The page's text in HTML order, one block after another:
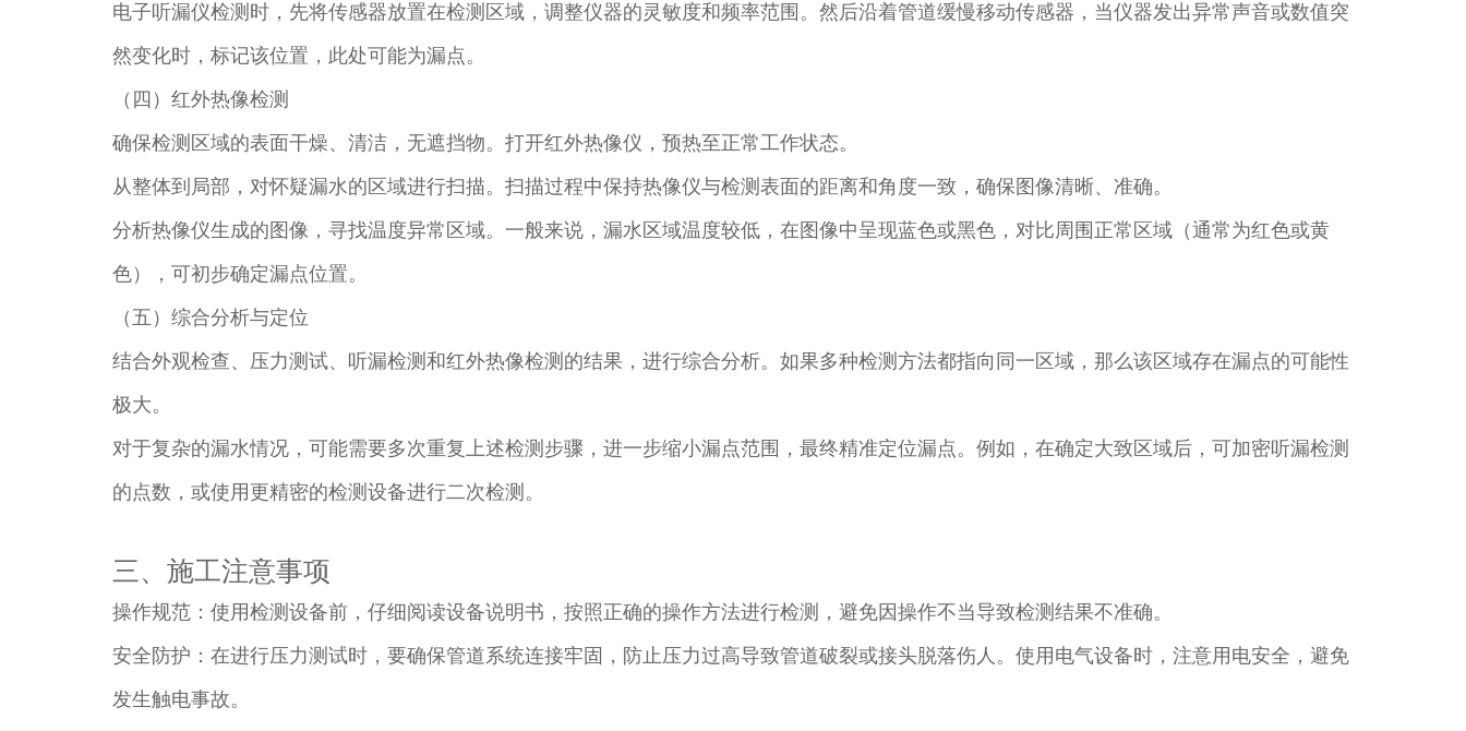
电子听漏仪检测时，先将传感器放置在检测区域，调整仪器的灵敏度和频率范围。然后沿着管道缓慢移动传感器，当仪器发出异常声音或数值突
然变化时，标记该位置，此处可能为漏点。​
（四）红外热像检测​
确保检测区域的表面干燥、清洁，无遮挡物。打开红外热像仪，预热至正常工作状态。​
从整体到局部，对怀疑漏水的区域进行扫描。扫描过程中保持热像仪与检测表面的距离和角度一致，确保图像清晰、准确。​
分析热像仪生成的图像，寻找温度异常区域。一般来说，漏水区域温度较低，在图像中呈现蓝色或黑色，对比周围正常区域（通常为红色或黄
色），可初步确定漏点位置。​
（五）综合分析与定位​
结合外观检查、压力测试、听漏检测和红外热像检测的结果，进行综合分析。如果多种检测方法都指向同一区域，那么该区域存在漏点的可能性
极大。​
对于复杂的漏水情况，可能需要多次重复上述检测步骤，进一步缩小漏点范围，最终精准定位漏点。例如，在确定大致区域后，可加密听漏检测
的点数，或使用更精密的检测设备进行二次检测。​
三、施工注意事项​
操作规范：使用检测设备前，仔细阅读设备说明书，按照正确的操作方法进行检测，避免因操作不当导致检测结果不准确。​
安全防护：在进行压力测试时，要确保管道系统连接牢固，防止压力过高导致管道破裂或接头脱落伤人。使用电气设备时，注意用电安全，避免
发生触电事故。​